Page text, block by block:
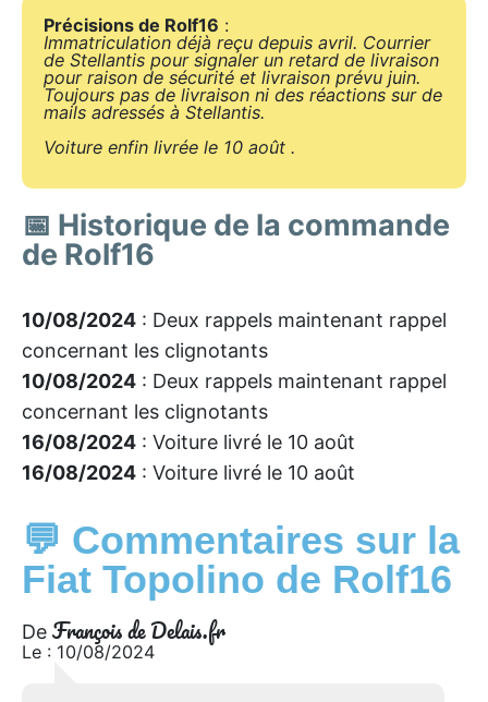
Précisions de Rolf16 :
Immatriculation déjà reçu depuis avril. Courrier
de Stellantis pour signaler un retard de livraison
pour raison de sécurité et livraison prévu juin.
Toujours pas de livraison ni des réactions sur de
mails adressés à Stellantis.
Voiture enfin livrée le 10 août .
📅 Historique de la commande
de Rolf16
10/08/2024 : Deux rappels maintenant rappel
concernant les clignotants
10/08/2024 : Deux rappels maintenant rappel
concernant les clignotants
16/08/2024 : Voiture livré le 10 août
16/08/2024 : Voiture livré le 10 août
💬 Commentaires sur la
Fiat Topolino de Rolf16
De François de Delais.fr
Le : 10/08/2024